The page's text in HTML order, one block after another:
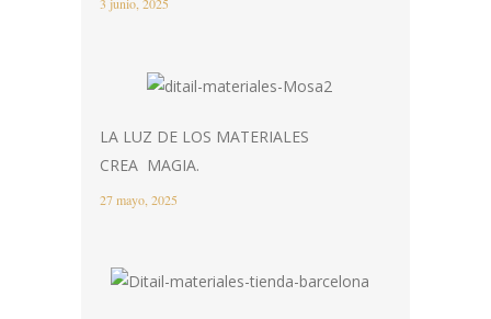
3 junio, 2025
LA LUZ DE LOS MATERIALES
CREA MAGIA.
27 mayo, 2025